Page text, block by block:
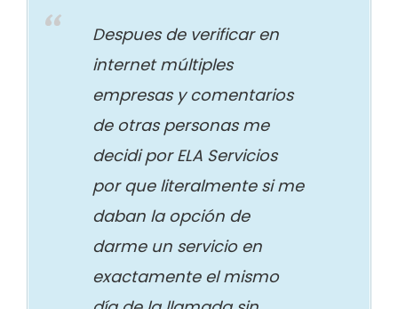
Despues de verificar en
internet múltiples
empresas y comentarios
de otras personas me
decidi por ELA Servicios
por que literalmente si me
daban la opción de
darme un servicio en
exactamente el mismo